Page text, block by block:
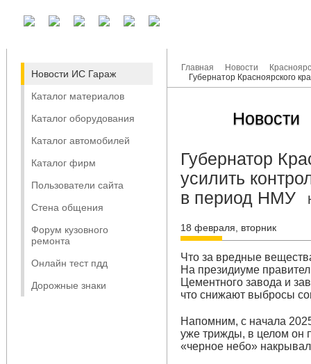
Новости ИС Гараж
Каталог материалов
Каталог оборудования
Каталог автомобилей
Каталог фирм
Пользователи сайта
Стена общения
Форум кузовного
ремонта
Онлайн тест пдд
Дорожные знаки
Главная Новости
Губернатор Красноярского
Новости
Губернатор
усилить
в период НМУ
18 февраля, вторник
Что за вредные
На президиуме
Цементного завода и
что снижают выбросы
Напомним, с начала
уже трижды, в целом он
«черное небо»